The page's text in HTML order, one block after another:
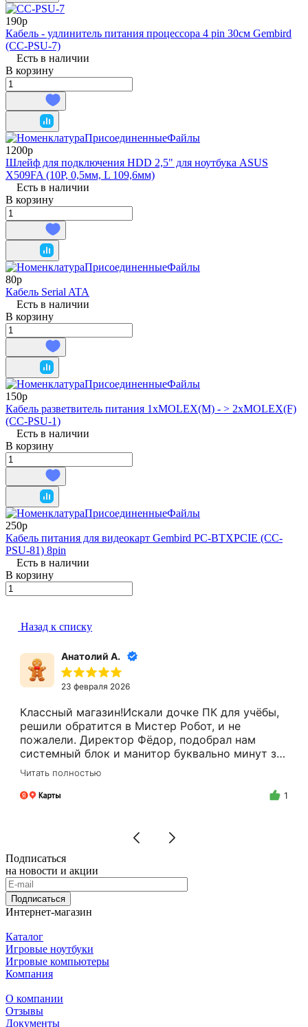
190р
Кабель - удлинитель питания процессора 4 pin 30см Gembird
(CC-PSU-7)
Есть в наличии
В корзину
1200р
Шлейф для подключения HDD 2,5" для ноутбука ASUS
X509FA (10P, 0,5мм, L 109,6мм)
Есть в наличии
В корзину
80р
Кабель Serial ATA
Есть в наличии
В корзину
150р
Кабель разветвитель питания 1xMOLEX(M) - > 2xMOLEX(F)
(CC-PSU-1)
Есть в наличии
В корзину
250р
Кабель питания для видеокарт Gembird PC-BTXPCIE (CC-
PSU-81) 8pin
Есть в наличии
В корзину
Назад к списку
Анатолий А.
23 февраля 2026
Классный магазин!Искали дочке ПК для учёбы,
решили обратится в Мистер Робот, и не
пожалели. Директор Фёдор, подобрал нам
системный блок и манитор буквально минут за
15.Цены адекватные, за расчёт налом скидку
делают.Спасибо Вам Фёдор, и успехов Вам в
бизнесе!
Читать полностью
1
Подписаться
на новости и акции
Подписаться
Интернет-магазин
Каталог
Игровые ноутбуки
Игровые компьютеры
Компания
О компании
Отзывы
Документы